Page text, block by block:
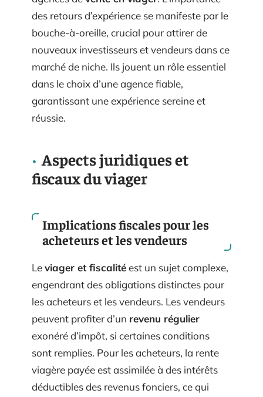
des retours d’expérience se manifeste par le
bouche-à-oreille, crucial pour attirer de
nouveaux investisseurs et vendeurs dans ce
marché de niche. Ils jouent un rôle essentiel
dans le choix d’une agence fiable,
garantissant une expérience sereine et
réussie.
Aspects juridiques et
fiscaux du viager
Implications fiscales pour les
acheteurs et les vendeurs
Leviager et fiscalitéest un sujet complexe,
engendrant des obligations distinctes pour
les acheteurs et les vendeurs. Les vendeurs
peuvent profiter d’un revenu régulier
exonéré d’impôt, si certaines conditions
sont remplies. Pour les acheteurs, la rente
viagère payée est assimilée à des intérêts
déductibles des revenus fonciers, ce qui